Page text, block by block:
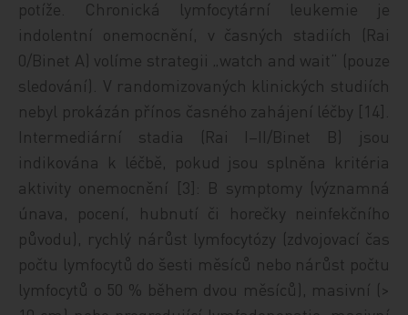
potíže. Chronická lymfocytární leukemie je
indolentní onemocnění, v časných stadiích (Rai
0/Binet A) volíme strategii „watch and wait“ (pouze
sledování). V randomizovaných klinických studiích
nebyl prokázán přínos časného zahájení léčby [14].
Intermediární stadia (Rai I–II/Binet B) jsou
indikována k léčbě, pokud jsou splněna kritéria
aktivity onemocnění [3]: B symptomy (významná
únava, pocení, hubnutí či horečky neinfekčního
původu), rychlý nárůst lymfocytózy (zdvojovací čas
počtu lymfocytů do šesti měsíců nebo nárůst počtu
lymfocytů o 50 % během dvou měsíců), masivní (>